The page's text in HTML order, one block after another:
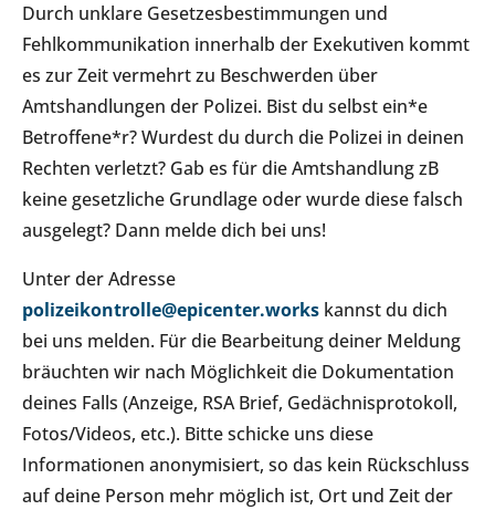
Durch unklare Gesetzesbestimmungen und
Fehlkommunikation innerhalb der Exekutiven kommt
es zur Zeit vermehrt zu Beschwerden über
Amtshandlungen der Polizei. Bist du selbst ein*e
Betroffene*r? Wurdest du durch die Polizei in deinen
Rechten verletzt? Gab es für die Amtshandlung zB
keine gesetzliche Grundlage oder wurde diese falsch
ausgelegt? Dann melde dich bei uns!
Unter der Adresse
polizeikontrolle@epicenter.works kannst du dich
bei uns melden. Für die Bearbeitung deiner Meldung
bräuchten wir nach Möglichkeit die Dokumentation
deines Falls (Anzeige, RSA Brief, Gedächnisprotokoll,
Fotos/Videos, etc.). Bitte schicke uns diese
Informationen anonymisiert, so das kein Rückschluss
auf deine Person mehr möglich ist, Ort und Zeit der